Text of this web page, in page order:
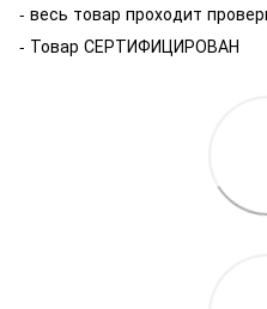
- весь товар проходит
- Товар СЕРТИФИЦИРОВАН